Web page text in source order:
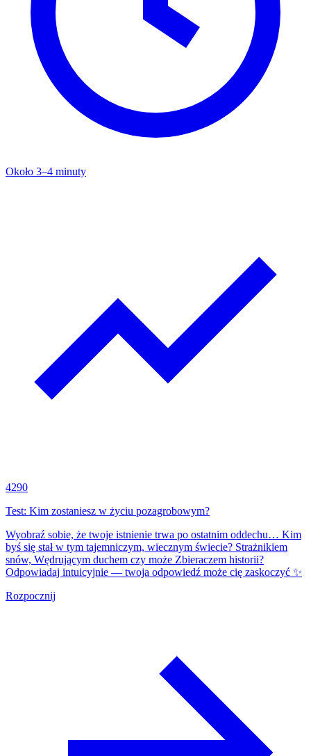
Około 3–4 minuty
4290
Test: Kim zostaniesz w życiu pozagrobowym?
Wyobraź sobie, że twoje istnienie trwa po ostatnim oddechu… Kim
byś się stał w tym tajemniczym, wiecznym świecie? Strażnikiem
snów, Wędrującym duchem czy może Zbieraczem historii?
Odpowiadaj intuicyjnie — twoja odpowiedź może cię zaskoczyć ✨
Rozpocznij